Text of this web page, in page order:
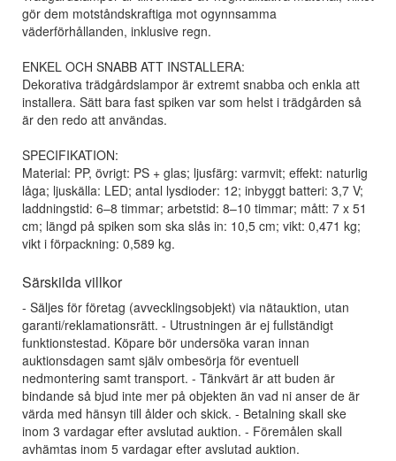
gör dem motståndskraftiga mot ogynnsamma
väderförhållanden, inklusive regn.
ENKEL OCH SNABB ATT INSTALLERA:
Dekorativa trädgårdslampor är extremt snabba och enkla att
installera. Sätt bara fast spiken var som helst i trädgården så
är den redo att användas.
SPECIFIKATION:
Material: PP, övrigt: PS + glas; ljusfärg: varmvit; effekt: naturlig
låga; ljuskälla: LED; antal lysdioder: 12; inbyggt batteri: 3,7 V;
laddningstid: 6–8 timmar; arbetstid: 8–10 timmar; mått: 7 x 51
cm; längd på spiken som ska slås in: 10,5 cm; vikt: 0,471 kg;
vikt i förpackning: 0,589 kg.
Särskilda villkor
- Säljes för företag (avvecklingsobjekt) via nätauktion, utan
garanti/reklamationsrätt. - Utrustningen är ej fullständigt
funktionstestad. Köpare bör undersöka varan innan
auktionsdagen samt själv ombesörja för eventuell
nedmontering samt transport. - Tänkvärt är att buden är
bindande så bjud inte mer på objekten än vad ni anser de är
värda med hänsyn till ålder och skick. - Betalning skall ske
inom 3 vardagar efter avslutad auktion. - Föremålen skall
avhämtas inom 5 vardagar efter avslutad auktion.